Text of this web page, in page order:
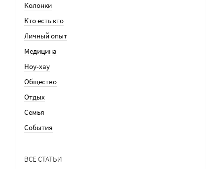
Колонки
Кто есть кто
Личный опыт
Медицина
Ноу-хау
Общество
Отдых
Семья
События
ВСЕ СТАТЬИ